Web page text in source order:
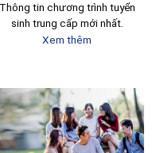
Thông tin chương trình tuyển
sinh trung cấp mới nhất.
Xem thêm